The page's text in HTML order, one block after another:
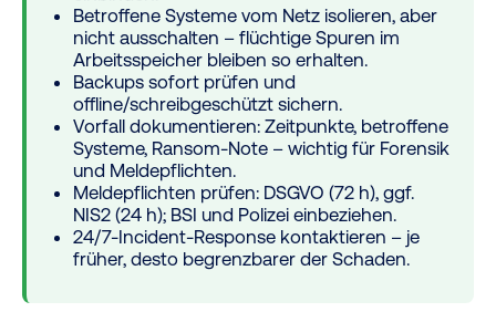
Betroffene Systeme vom Netz isolieren, aber
nicht ausschalten – flüchtige Spuren im
Arbeitsspeicher bleiben so erhalten.
Backups sofort prüfen und
offline/schreibgeschützt sichern.
Vorfall dokumentieren: Zeitpunkte, betroffene
Systeme, Ransom-Note – wichtig für Forensik
und Meldepflichten.
Meldepflichten prüfen: DSGVO (72 h), ggf.
NIS2 (24 h); BSI und Polizei einbeziehen.
24/7-Incident-Response kontaktieren – je
früher, desto begrenzbarer der Schaden.